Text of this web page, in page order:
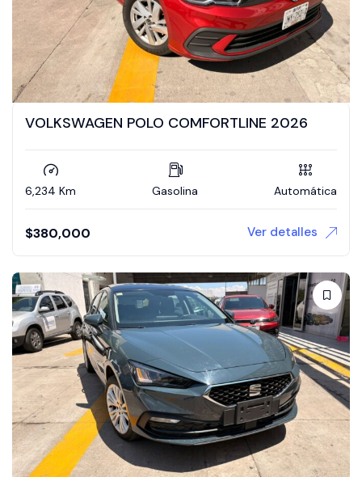
VOLKSWAGEN POLO COMFORTLINE 2026
6,234 Km Gasolina Automática
$380,000 Ver detalles